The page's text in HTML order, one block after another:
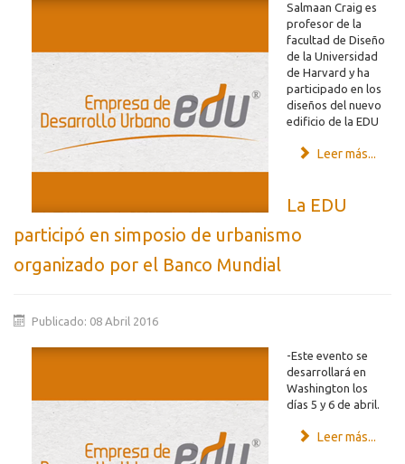
Salmaan Craig es
profesor de la
facultad de Diseño
de la Universidad
de Harvard y ha
participado en los
diseños del nuevo
edificio de la EDU
Leer más...
La EDU
participó en simposio de urbanismo
organizado por el Banco Mundial
Publicado: 08 Abril 2016
-Este evento se
desarrollará en
Washington los
días 5 y 6 de abril.
Leer más...